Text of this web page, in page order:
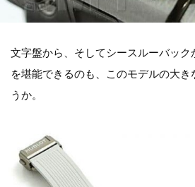
文字盤から、そしてシースルーバック
を堪能できるのも、このモデルの大き
うか。